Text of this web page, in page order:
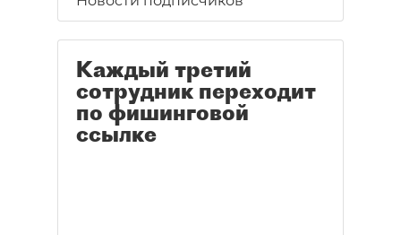
Каждый третий
сотрудник переходит
по фишинговой
ссылке